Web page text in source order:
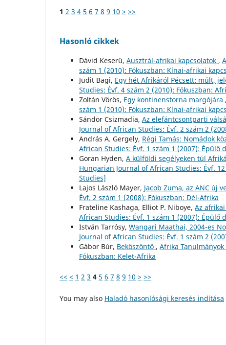
1 2 3 4 5 6 7 8 9 10 > >>
Hasonló cikkek
Dávid Keserű, Ausztrál-afrikai kapcsolatok ,
szám 1 (2010): Fókuszban: Kínai-afrikai
Judit Bagi, Egy hét Afrikáról Pécsett: múlt,
Studies: Évf. 4 szám 2 (2010): Fókuszban:
Zoltán Vörös, Egy kontinenstorna margójára ,
szám 1 (2010): Fókuszban: Kínai-afrikai
Sándor Csizmadia, Az elefántcsontparti
Journal of African Studies: Évf. 2 szám 2
András A. Gergely, Régi Tamás: Nomádok
African Studies: Évf. 1 szám 1 (2007): Épülő
Goran Hyden, A külföldi segélyeken túl
Hungarian Journal of African Studies: Évf.
Studies]
Lajos László Mayer, Jacob Zuma, az ANC új
Évf. 2 szám 1 (2008): Fókuszban: Dél-Afrika
Frateline Kashaga, Elliot P. Niboye, Az
African Studies: Évf. 1 szám 1 (2007): Épülő
István Tarrósy, Wangari Maathai, 2004-es
Journal of African Studies: Évf. 1 szám 2
Gábor Búr, Beköszöntő , Afrika
Fókuszban: Kelet-Afrika
<< < 1 2 3 4 5 6 7 8 9 10 > >>
You may also Haladó hasonlósági keresés indítása